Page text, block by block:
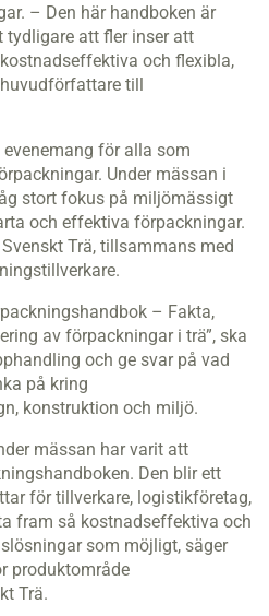
– Den här handboken är
att fler inser att
och flexibla,
till
för alla som
Under mässan i
stort fokus på miljömässigt
och effektiva förpackningar.
Trä, tillsammans med
– Fakta,
av förpackningar i trä”, ska
och ge svar på vad
på kring
konstruktion och miljö.
mässan har varit att
Den blir ett
för tillverkare, logistikföretag,
fram så kostnadseffektiva och
som möjligt, säger
produktområde
Trä.